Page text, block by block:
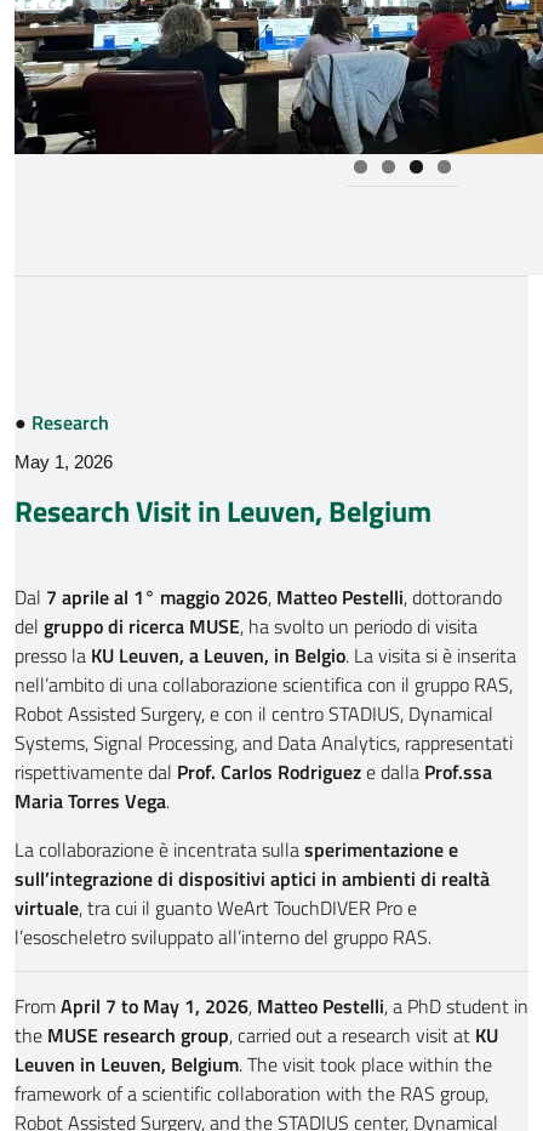
● Research
May 1, 2026
Research Visit in Leuven, Belgium
Dal 7 aprile al 1° maggio 2026, Matteo Pestelli, dottorando
del gruppo di ricerca MUSE, ha svolto un periodo di visita
presso la KU Leuven, a Leuven, in Belgio. La visita si è inserita
nell’ambito di una collaborazione scientifica con il gruppo RAS,
Robot Assisted Surgery, e con il centro STADIUS, Dynamical
Systems, Signal Processing, and Data Analytics, rappresentati
rispettivamente dal Prof. Carlos Rodrigueze dalla Prof.ssa
Maria Torres Vega.
La collaborazione è incentrata sullasperimentazione e
sull’integrazione di dispositivi aptici in ambienti di realtà
virtuale, tra cui il guanto WeArt TouchDIVER Pro e
l’esoscheletro sviluppato all’interno del gruppo RAS.
FromApril 7 to May 1, 2026, Matteo Pestelli, a PhD student in
the MUSE research group, carried out a research visit at KU
Leuven in Leuven, Belgium. The visit took place within the
framework of a scientific collaboration with the RAS group,
Robot Assisted Surgery, and the STADIUS center, Dynamical